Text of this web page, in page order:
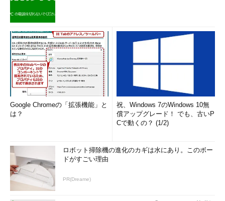
Google Chromeの「拡張機能」と
は？
祝、Windows 7のWindows 10無
償アップグレード！ でも、古いP
Cで動くの？ (1/2)
ロボット掃除機の進化のカギは水にあり。このボー
ドがすごい理由
PR(Dreame)